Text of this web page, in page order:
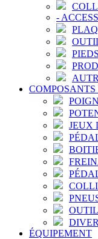
-
JEUX
ÉQUIPEMENT